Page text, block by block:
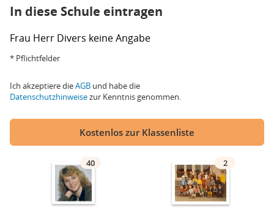
In diese Schule eintragen
Frau Herr Divers keine Angabe
* Pflichtfelder
Ich akzeptiere dieAGB und habe die
Datenschutzhinweisezur Kenntnis genommen.
Kostenlos zur Klassenliste
40 2